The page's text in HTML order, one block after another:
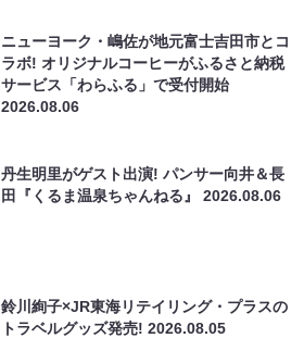
ニューヨーク・嶋佐が地元富士吉田市とコ
ラボ! オリジナルコーヒーがふるさと納税
サービス「わらふる」で受付開始
2026.08.06
丹生明里がゲスト出演! パンサー向井＆長
田『くるま温泉ちゃんねる』2026.08.06
鈴川絢子×JR東海リテイリング・プラスの
トラベルグッズ発売!2026.08.05